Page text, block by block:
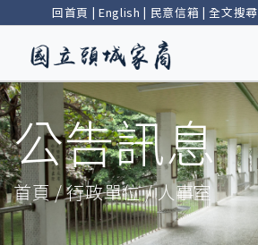
回首頁 | English | 民意信箱 |全文搜尋
公告訊息
首頁 / 行政單位 / 人事室